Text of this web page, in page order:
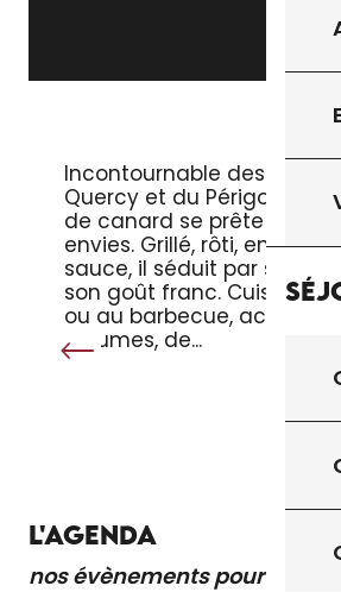
Incontournable des tables
Quercy et du Périgord, le
de canard se prête à
envies. Grillé, rôti, en
sauce, il séduit par sa
son goût franc. Cuisiné à
ou au barbecue,
légumes, de...
L'AGENDA
nos évènements pour vous
Lire la suite